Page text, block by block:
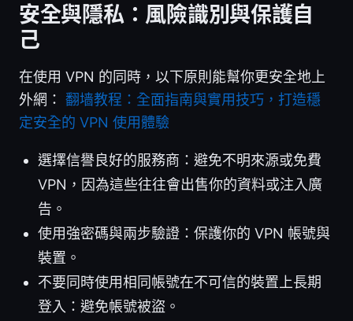
安全與隱私：風險識別與保護自
己
在使用 VPN 的同時，以下原則能幫你更安全地上
外網： 翻墙教程：全面指南與實用技巧，打造穩
定安全的 VPN 使用體驗
選擇信譽良好的服務商：避免不明來源或免費
VPN，因為這些往往會出售你的資料或注入廣
告。
使用強密碼與兩步驗證：保護你的 VPN 帳號與
裝置。
不要同時使用相同帳號在不可信的裝置上長期
登入：避免帳號被盜。